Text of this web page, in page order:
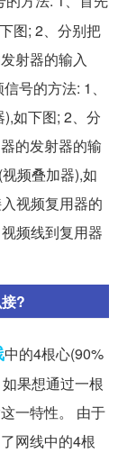
图; 2、分别把
射器的输入
号的方法: 1、
如下图; 2、分
的发射器的输
频叠加器),如
视频复用器的
频线到复用器
?
中的4根心(90%
果想通过一根
一特性。 由于
网线中的4根